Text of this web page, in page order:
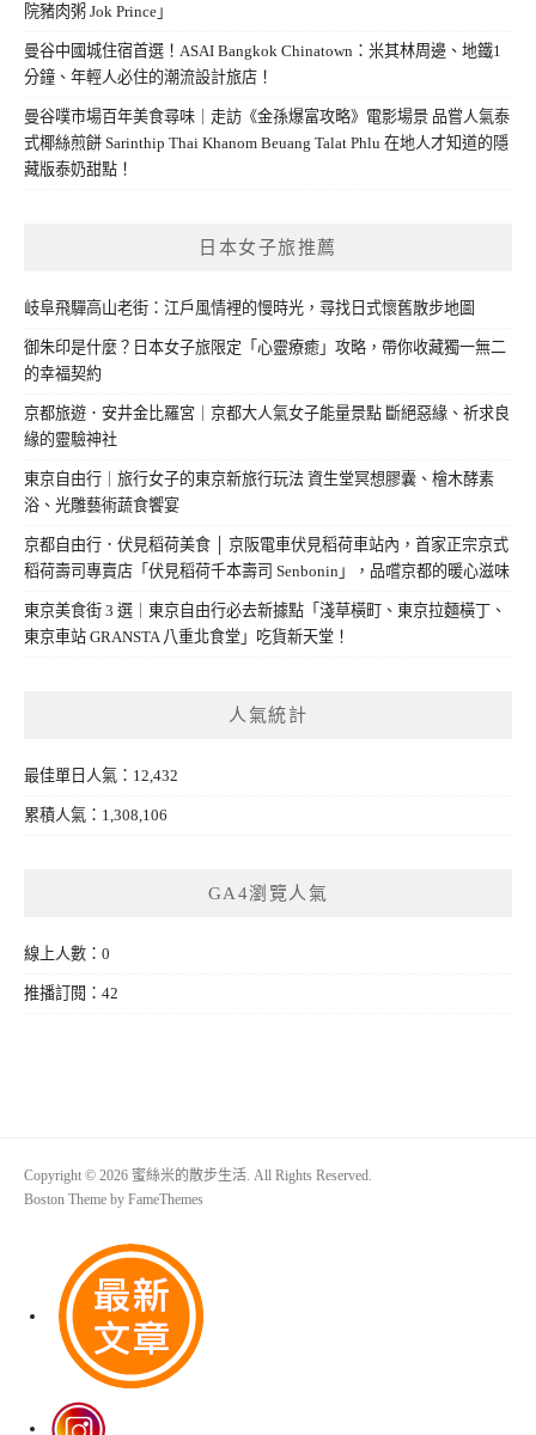
院豬肉粥 Jok Prince」
曼谷中國城住宿首選！ASAI Bangkok Chinatown：米其林周邊、地鐵1
分鐘、年輕人必住的潮流設計旅店！
曼谷噗市場百年美食尋味｜走訪《金孫爆富攻略》電影場景 品嘗人氣泰
式椰絲煎餅 Sarinthip Thai Khanom Beuang Talat Phlu 在地人才知道的隱
藏版泰奶甜點！
日本女子旅推薦
岐阜飛驒高山老街：江戶風情裡的慢時光，尋找日式懷舊散步地圖
御朱印是什麼？日本女子旅限定「心靈療癒」攻略，帶你收藏獨一無二
的幸福契約
京都旅遊．安井金比羅宮｜京都大人氣女子能量景點 斷絕惡緣、祈求良
緣的靈驗神社
東京自由行｜旅行女子的東京新旅行玩法 資生堂冥想膠囊、檜木酵素
浴、光雕藝術蔬食饗宴
京都自由行．伏見稻荷美食 │ 京阪電車伏見稻荷車站內，首家正宗京式
稻荷壽司專賣店「伏見稻荷千本壽司 Senbonin」，品嚐京都的暖心滋味
東京美食街 3 選｜東京自由行必去新據點「淺草橫町、東京拉麵橫丁、
東京車站 GRANSTA 八重北食堂」吃貨新天堂！
人氣統計
最佳單日人氣：12,432
累積人氣：1,308,106
GA4瀏覽人氣
線上人數：0
推播訂閱：42
Copyright © 2026 蜜絲米的散步生活. All Rights Reserved.
Boston Theme by FameThemes